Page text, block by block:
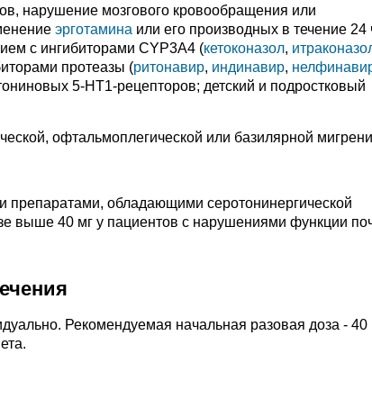
нарушение мозгового кровообращения или
эрготамина или его производных в течение 24
с ингибиторами CYP3A4 (кетоконазол,
протеазы (ритонавир, индинавир,
5-HT1-рецепторов; детский и подростковый
офтальмоплегической или базилярной
препаратами, обладающими серотонинергической
выше 40 мг у пациентов с нарушениями функции
Рекомендуемая начальная разовая доза - 40